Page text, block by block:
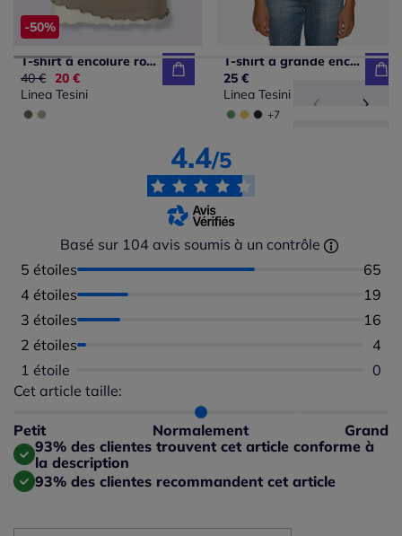
-50%
T-shirt à encolure ronde et manches courtes avec bords ondulés
Ancien prix :
40 € Nouveau prix :
20 €
Linea Tesini
T-shirt à grande encolure carrée avec manches courtes et coupe ajustée
25 €
Linea Tesini
+7
4.4/5
Basé sur 104 avis soumis à un contrôle
5 étoiles
65
4 étoiles
19
3 étoiles
16
2 étoiles
4
1 étoile
0
Cet article taille:
Petit Normalement Grand
Répartition du taillant selon les avis clients
Taille normalement : 97%
Taille grand : 0%
93% des clientes trouvent cet article conforme à
la description
93% des clientes recommandent cet article